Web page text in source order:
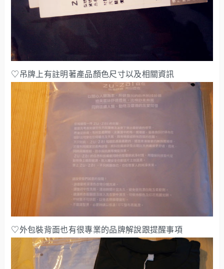
♡吊牌上有註明著產品顏色尺寸以及相關資訊
♡外包裝背面也有很專業的品牌解說跟提醒事項